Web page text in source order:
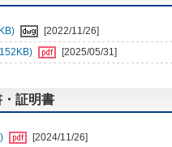
[2022/11/26]
[2025/05/31]
証明書
[2024/11/26]